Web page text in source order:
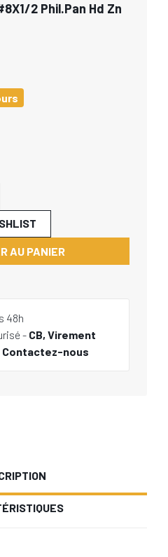
2 Phil.Pan Hd Zn
AU PANIER
48h
- CB, Virement
Contactez-nous